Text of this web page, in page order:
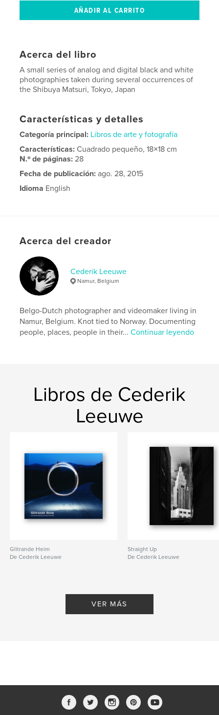
Acerca del libro
A small series of analog and digital black and white
photographies taken during several occurrences of
the Shibuya Matsuri, Tokyo, Japan
Características y detalles
Categoría principal: Libros de arte y fotografía
Características:Cuadrado pequeño, 18×18 cm
N.º de páginas:28
Fecha de publicación: ago. 28, 2015
Idioma English
Acerca del creador
Cederik Leeuwe
Namur, Belgium
Belgo-Dutch photographer and videomaker living in
Namur, Belgium. Knot tied to Norway. Documenting
people, places, people in their...Continuar leyendo
Libros de Cederik
Leeuwe
Glitrande Heim
De Cederik Leeuwe
Straight Up
De Cederik Leeuwe
VER MÁS